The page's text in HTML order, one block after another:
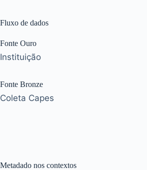
Fluxo de dados
Fonte Ouro
Instituição
Fonte Bronze
Coleta Capes
Metadado nos contextos